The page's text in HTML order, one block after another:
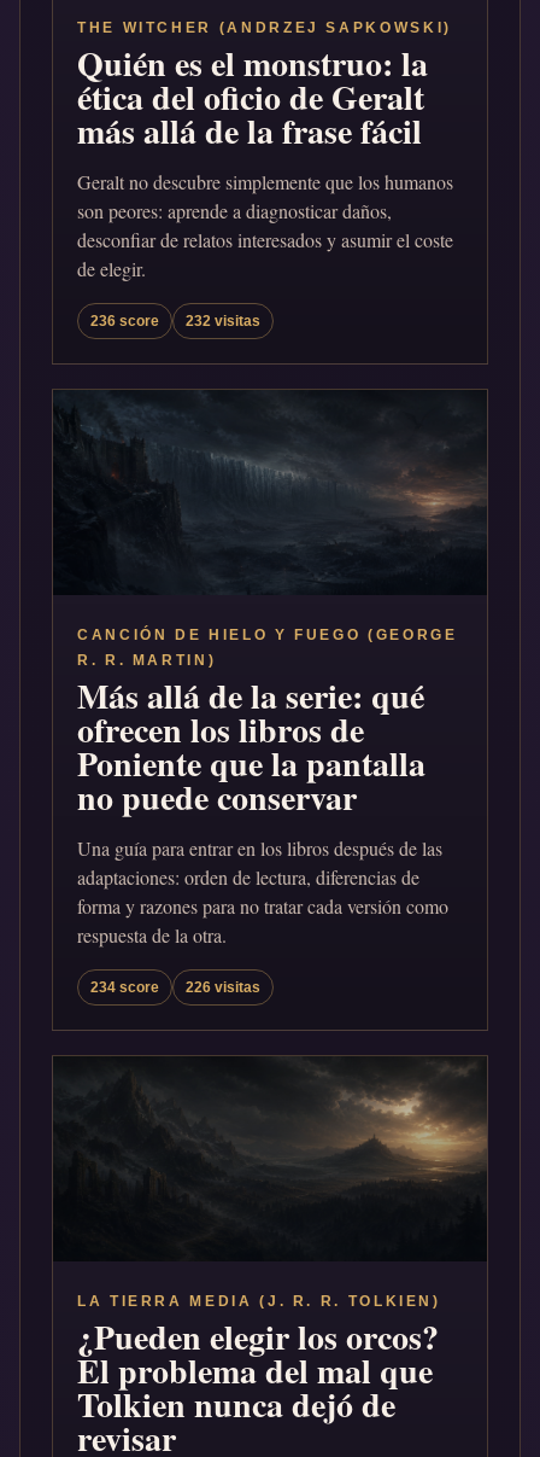
THE WITCHER (ANDRZEJ SAPKOWSKI)
Quién es el monstruo: la
ética del oficio de Geralt
más allá de la frase fácil
Geralt no descubre simplemente que los humanos
son peores: aprende a diagnosticar daños,
desconfiar de relatos interesados y asumir el coste
de elegir.
236 score 232 visitas
CANCIÓN DE HIELO Y FUEGO (GEORGE
R. R. MARTIN)
Más allá de la serie: qué
ofrecen los libros de
Poniente que la pantalla
no puede conservar
Una guía para entrar en los libros después de las
adaptaciones: orden de lectura, diferencias de
forma y razones para no tratar cada versión como
respuesta de la otra.
234 score 226 visitas
LA TIERRA MEDIA (J. R. R. TOLKIEN)
¿Pueden elegir los orcos?
El problema del mal que
Tolkien nunca dejó de
revisar